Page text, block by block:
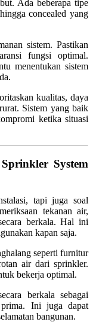
Ada beberapa tipe
concealed yang
sistem. Pastikan
fungsi optimal.
menentukan sistem
kualitas, daya
Sistem yang baik
ketika situasi
System
tapi juga soal
tekanan air,
berkala. Hal ini
kapan saja.
seperti furnitur
air dari sprinkler.
bekerja optimal.
berkala sebagai
Ini juga dapat
bangunan.